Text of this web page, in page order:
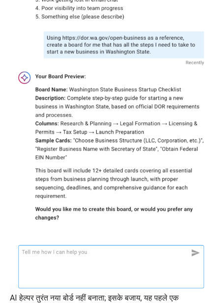
AI हेल्पर तुरंत नया बोर्ड नहीं बनाता; इसके बजाय, यह पहले एक